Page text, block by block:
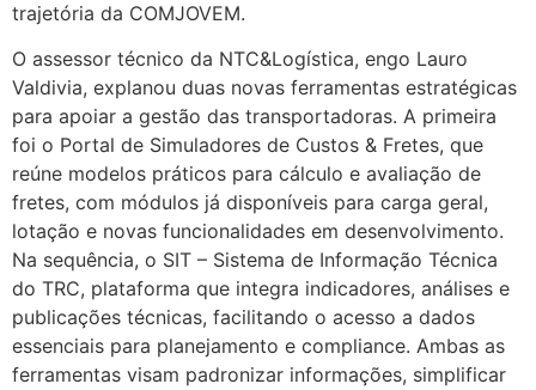
trajetória da COMJOVEM.
O assessor técnico da NTC&Logística, engo Lauro
Valdivia, explanou duas novas ferramentas estratégicas
para apoiar a gestão das transportadoras. A primeira
foi o Portal de Simuladores de Custos & Fretes, que
reúne modelos práticos para cálculo e avaliação de
fretes, com módulos já disponíveis para carga geral,
lotação e novas funcionalidades em desenvolvimento.
Na sequência, o SIT – Sistema de Informação Técnica
do TRC, plataforma que integra indicadores, análises e
publicações técnicas, facilitando o acesso a dados
essenciais para planejamento e compliance. Ambas as
ferramentas visam padronizar informações, simplificar